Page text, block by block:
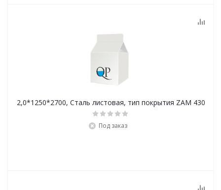
2,0*1250*2700, Сталь листовая, тип покрытия ZAM 430
Под заказ